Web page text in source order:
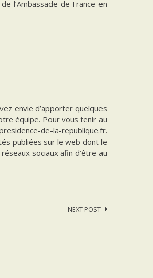
l’Ambassade de France en
envie d’apporter quelques
équipe. Pour vous tenir au
de-la-republique.fr.
publiées sur le web dont le
sociaux afin d’être au
NEXT POST